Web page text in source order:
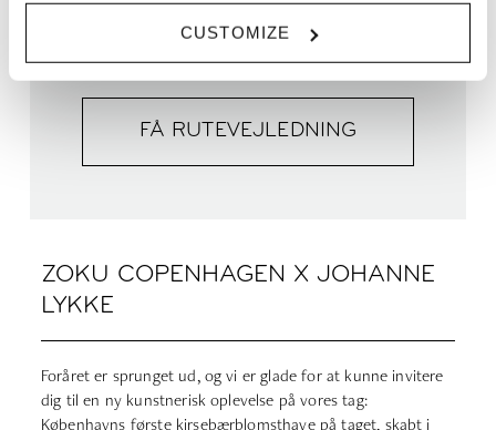
CUSTOMIZE
ZOKU COPENHAGEN X JOHANNE
LYKKE
Foråret er sprunget ud, og vi er glade for at kunne invitere
dig til en ny kunstnerisk oplevelse på vores tag:
Københavns første kirsebærblomsthave på taget, skabt i
SE MERE HER
FÅ RUTEVEJLEDNING